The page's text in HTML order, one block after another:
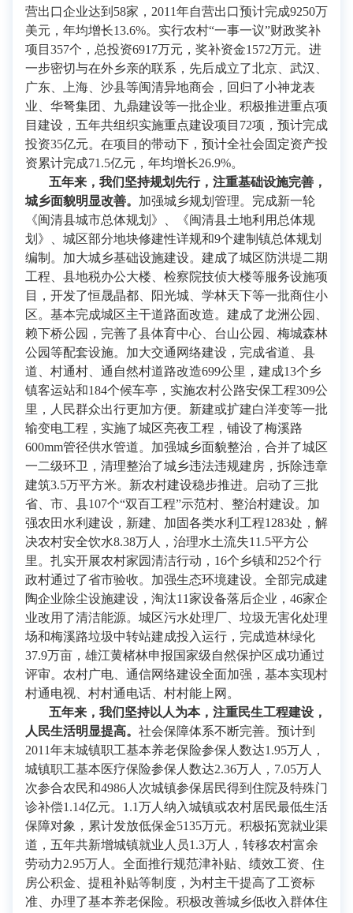
营出口企业达到58家，2011年自营出口预计完成9250万
美元，年均增长13.6%。实行农村“一事一议”财政奖补
项目357个，总投资6917万元，奖补资金1572万元。进
一步密切与在外乡亲的联系，先后成立了北京、武汉、
广东、上海、沙县等闽清异地商会，回归了小神龙表
业、华弩集团、九鼎建设等一批企业。积极推进重点项
目建设，五年共组织实施重点建设项目72项，预计完成
投资35亿元。在项目的带动下，预计全社会固定资产投
资累计完成71.5亿元，年均增长26.9%。
五年来，我们坚持规划先行，注重基础设施完善，
城乡面貌明显改善。 加强城乡规划管理。完成新一轮
《闽清县城市总体规划》、《闽清县土地利用总体规
划》、城区部分地块修建性详规和9个建制镇总体规划
编制。加大城乡基础设施建设。建成了城区防洪堤二期
工程、县地税办公大楼、检察院技侦大楼等服务设施项
目，开发了恒晟晶都、阳光城、学林天下等一批商住小
区。基本完成城区主干道路面改造。建成了龙洲公园、
赖下桥公园，完善了县体育中心、台山公园、梅城森林
公园等配套设施。加大交通网络建设，完成省道、县
道、村通村、通自然村道路改造699公里，建成13个乡
镇客运站和184个候车亭，实施农村公路安保工程309公
里，人民群众出行更加方便。新建或扩建白洋变等一批
输变电工程，实施了城区亮夜工程，铺设了梅溪路
600mm管径供水管道。加强城乡面貌整治，合并了城区
一二级环卫，清理整治了城乡违法违规建房，拆除违章
建筑3.5万平方米。新农村建设稳步推进。启动了三批
省、市、县107个“双百工程”示范村、整治村建设。加
强农田水利建设，新建、加固各类水利工程1283处，解
决农村安全饮水8.38万人，治理水土流失11.5平方公
里。扎实开展农村家园清洁行动，16个乡镇和252个行
政村通过了省市验收。加强生态环境建设。全部完成建
陶企业除尘设施建设，淘汰11家设备落后企业，46家企
业改用了清洁能源。城区污水处理厂、垃圾无害化处理
场和梅溪路垃圾中转站建成投入运行，完成造林绿化
37.9万亩，雄江黄楮林申报国家级自然保护区成功通过
评审。农村广电、通信网络建设全面加强，基本实现村
村通电视、村村通电话、村村能上网。
五年来，我们坚持以人为本，注重民生工程建设，
人民生活明显提高。 社会保障体系不断完善。预计到
2011年末城镇职工基本养老保险参保人数达1.95万人，
城镇职工基本医疗保险参保人数达2.36万人，7.05万人
次参合农民和4986人次城镇参保居民得到住院及特殊门
诊补偿1.14亿元。1.1万人纳入城镇或农村居民最低生活
保障对象，累计发放低保金5135万元。积极拓宽就业渠
道，五年共新增城镇就业人员1.3万人，转移农村富余
劳动力2.95万人。全面推行规范津补贴、绩效工资、住
房公积金、提租补贴等制度，为村主干提高了工资标
准、办理了基本养老保险。积极改善城乡低收入群体住